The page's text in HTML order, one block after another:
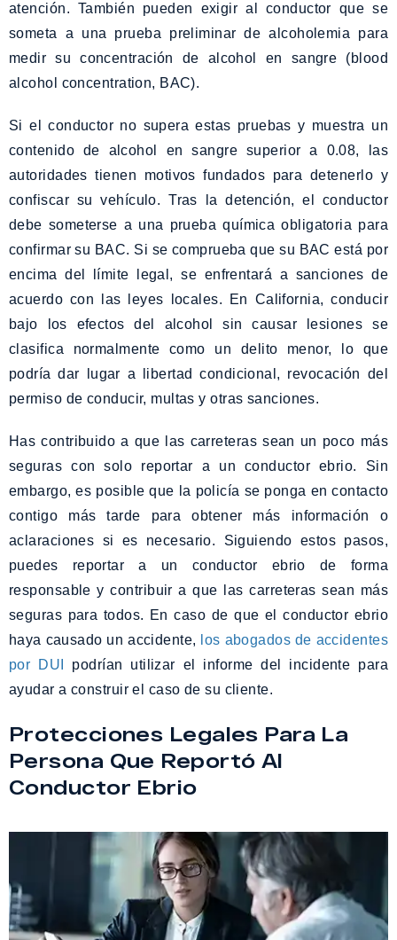
atención. También pueden exigir al conductor que se
someta a una prueba preliminar de alcoholemia para
medir su concentración de alcohol en sangre (blood
alcohol concentration, BAC).
Si el conductor no supera estas pruebas y muestra un
contenido de alcohol en sangre superior a 0.08, las
autoridades tienen motivos fundados para detenerlo y
confiscar su vehículo. Tras la detención, el conductor
debe someterse a una prueba química obligatoria para
confirmar su BAC. Si se comprueba que su BAC está por
encima del límite legal, se enfrentará a sanciones de
acuerdo con las leyes locales. En California, conducir
bajo los efectos del alcohol sin causar lesiones se
clasifica normalmente como un delito menor, lo que
podría dar lugar a libertad condicional, revocación del
permiso de conducir, multas y otras sanciones.
Has contribuido a que las carreteras sean un poco más
seguras con solo reportar a un conductor ebrio. Sin
embargo, es posible que la policía se ponga en contacto
contigo más tarde para obtener más información o
aclaraciones si es necesario. Siguiendo estos pasos,
puedes reportar a un conductor ebrio de forma
responsable y contribuir a que las carreteras sean más
seguras para todos. En caso de que el conductor ebrio
haya causado un accidente,
los abogados de accidentes
por DUI
podrían utilizar el informe del incidente para
ayudar a construir el caso de su cliente.
Protecciones Legales Para La
Persona Que Reportó Al
Conductor Ebrio